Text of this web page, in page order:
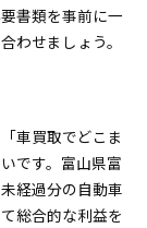
書類を事前に一
わせましょう。
車買取でどこま
です。富山県富
経過分の自動車
総合的な利益を